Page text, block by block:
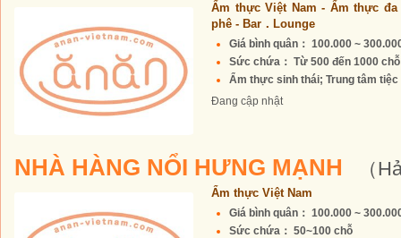
Ẩm thực Việt Nam - Ẩm thực đa
phê - Bar．Lounge
Giá bình quân： 100.000 ~
Sức chứa： Từ 500 đến 1000 chỗ
Ẩm thực sinh thái; Trung tâm
Đang cập nhật
NHÀ HÀNG NỔI HƯNG MẠNH （
Ẩm thực Việt Nam
Giá bình quân： 100.000 ~
Sức chứa： 50~100 chỗ